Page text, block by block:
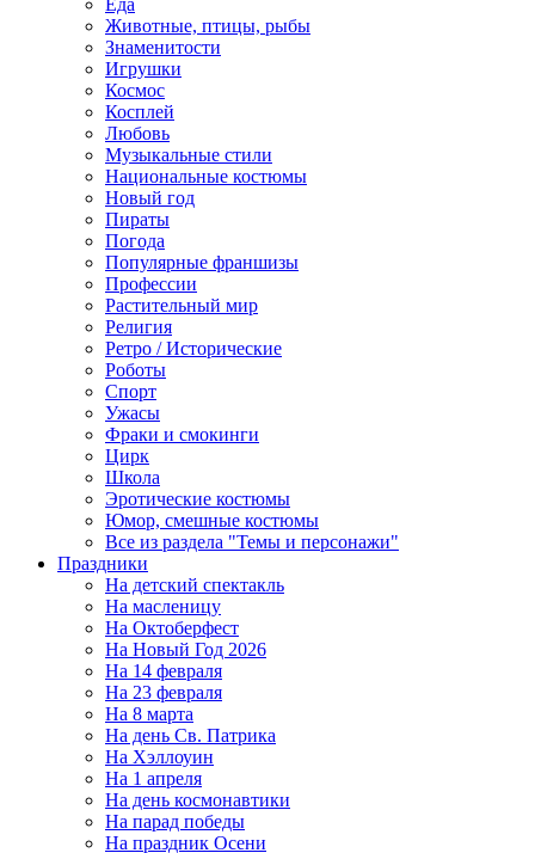
Еда
Животные, птицы, рыбы
Знаменитости
Игрушки
Космос
Косплей
Любовь
Музыкальные стили
Национальные костюмы
Новый год
Пираты
Погода
Популярные франшизы
Профессии
Растительный мир
Религия
Ретро / Исторические
Роботы
Спорт
Ужасы
Фраки и смокинги
Цирк
Школа
Эротические костюмы
Юмор, смешные костюмы
Все из раздела "Темы и персонажи"
Праздники
На детский спектакль
На масленицу
На Октоберфест
На Новый Год 2026
На 14 февраля
На 23 февраля
На 8 марта
На день Св. Патрика
На Хэллоуин
На 1 апреля
На день космонавтики
На парад победы
На праздник Осени